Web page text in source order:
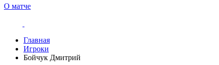
О матче
Главная
Игроки
Бойчук Дмитрий